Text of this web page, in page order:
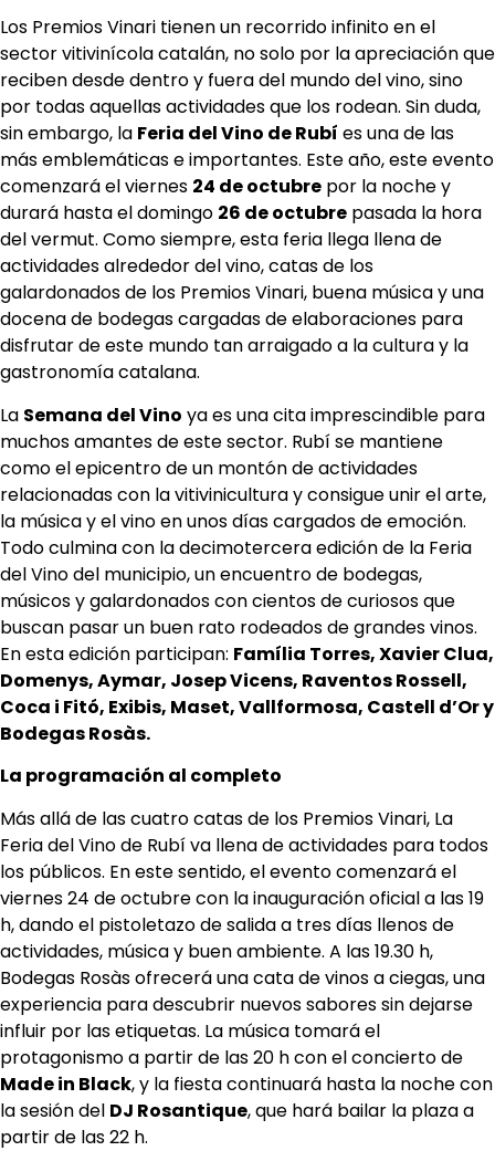
Los Premios Vinari tienen un recorrido infinito en el
sector vitivinícola catalán, no solo por la apreciación que
reciben desde dentro y fuera del mundo del vino, sino
por todas aquellas actividades que los rodean. Sin duda,
sin embargo, la Feria del Vino de Rubí es una de las
más emblemáticas e importantes. Este año, este evento
comenzará el viernes 24 de octubre por la noche y
durará hasta el domingo 26 de octubre pasada la hora
del vermut. Como siempre, esta feria llega llena de
actividades alrededor del vino, catas de los
galardonados de los Premios Vinari, buena música y una
docena de bodegas cargadas de elaboraciones para
disfrutar de este mundo tan arraigado a la cultura y la
gastronomía catalana.
La Semana del Vino ya es una cita imprescindible para
muchos amantes de este sector. Rubí se mantiene
como el epicentro de un montón de actividades
relacionadas con la vitivinicultura y consigue unir el arte,
la música y el vino en unos días cargados de emoción.
Todo culmina con la decimotercera edición de la Feria
del Vino del municipio, un encuentro de bodegas,
músicos y galardonados con cientos de curiosos que
buscan pasar un buen rato rodeados de grandes vinos.
En esta edición participan: Família Torres, Xavier Clua,
Domenys, Aymar, Josep Vicens, Raventos Rossell,
Coca i Fitó, Exibis, Maset, Vallformosa, Castell d’Or y
Bodegas Rosàs.
La programación al completo
Más allá de las cuatro catas de los Premios Vinari, La
Feria del Vino de Rubí va llena de actividades para todos
los públicos. En este sentido, el evento comenzará el
viernes 24 de octubre con la inauguración oficial a las 19
h, dando el pistoletazo de salida a tres días llenos de
actividades, música y buen ambiente. A las 19.30 h,
Bodegas Rosàs ofrecerá una cata de vinos a ciegas, una
experiencia para descubrir nuevos sabores sin dejarse
influir por las etiquetas. La música tomará el
protagonismo a partir de las 20 h con el concierto de
Made in Black, y la fiesta continuará hasta la noche con
la sesión del DJ Rosantique, que hará bailar la plaza a
partir de las 22 h.